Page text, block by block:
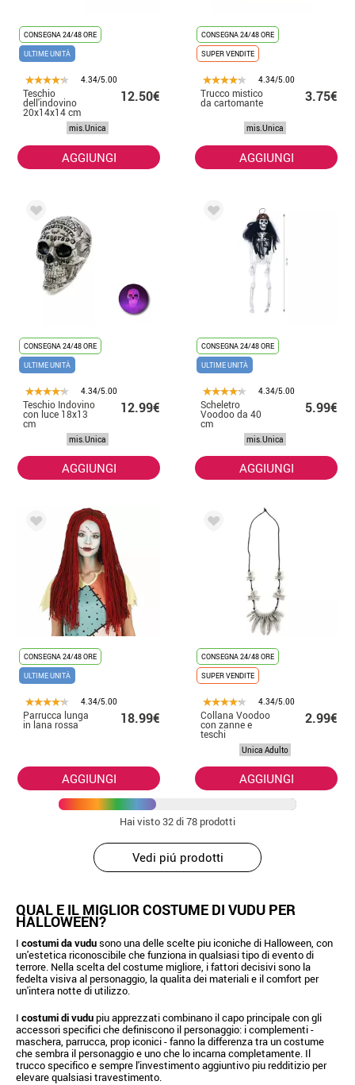
CONSEGNA 24/48 ORE
ULTIME UNITÀ
4.34/5.00
Teschio
dell'indovino
20x14x14 cm
12.50€
mis.Unica
AGGIUNGI
CONSEGNA 24/48 ORE
SUPER VENDITE
4.34/5.00
Trucco mistico
da cartomante 3.75€
mis.Unica
AGGIUNGI
CONSEGNA 24/48 ORE
ULTIME UNITÀ
4.34/5.00
Teschio Indovino
con luce 18x13
cm
12.99€
mis.Unica
AGGIUNGI
CONSEGNA 24/48 ORE
ULTIME UNITÀ
4.34/5.00
Scheletro
Voodoo da 40
cm
5.99€
mis.Unica
AGGIUNGI
CONSEGNA 24/48 ORE
ULTIME UNITÀ
4.34/5.00
Parrucca lunga
in lana rossa 18.99€
AGGIUNGI
CONSEGNA 24/48 ORE
SUPER VENDITE
4.34/5.00
Collana Voodoo
con zanne e
teschi
2.99€
Unica Adulto
AGGIUNGI
Hai visto32di 78 prodotti
Vedi piú prodotti
QUAL E IL MIGLIOR COSTUME DI VUDU PER
HALLOWEEN?
I costumi da vudusono una delle scelte piu iconiche di Halloween, con
un'estetica riconoscibile che funziona in qualsiasi tipo di evento di
terrore. Nella scelta del costume migliore, i fattori decisivi sono la
fedelta visiva al personaggio, la qualita dei materiali e il comfort per
un'intera notte di utilizzo.
I costumi di vudupiu apprezzati combinano il capo principale con gli
accessori specifici che definiscono il personaggio: i complementi -
maschera, parrucca, prop iconici - fanno la differenza tra un costume
che sembra il personaggio e uno che lo incarna completamente. Il
trucco specifico e sempre l'investimento aggiuntivo piu redditizio per
elevare qualsiasi travestimento.